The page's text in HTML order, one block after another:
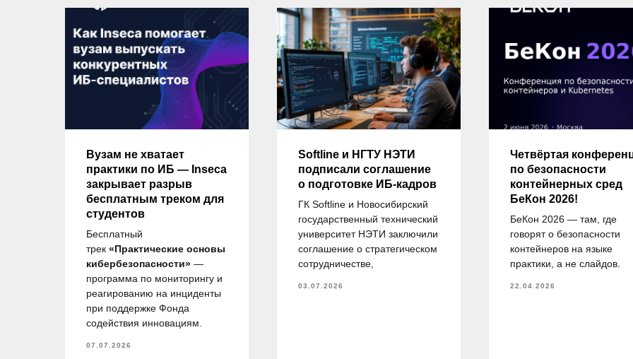
Вузам не хватает
практики по ИБ — Inseca
закрывает разрыв
бесплатным треком для
студентов
Бесплатный
трек «Практические основы
кибербезопасности» —
программа по мониторингу и
реагированию на инциденты
при поддержке Фонда
содействия инновациям.
07.07.2026
Softline и НГТУ НЭТИ
подписали соглашение
о подготовке ИБ-кадров
ГК Softline и Новосибирский
государственный технический
университет НЭТИ заключили
соглашение о стратегическом
сотрудничестве,
03.07.2026
Четвёртая
по безопасности
контейнерных сред
БеКон 2026!
БеКон 2026 — там, где
говорят о безопасности
контейнеров на языке
практики, а не слайдов.
22.04.2026